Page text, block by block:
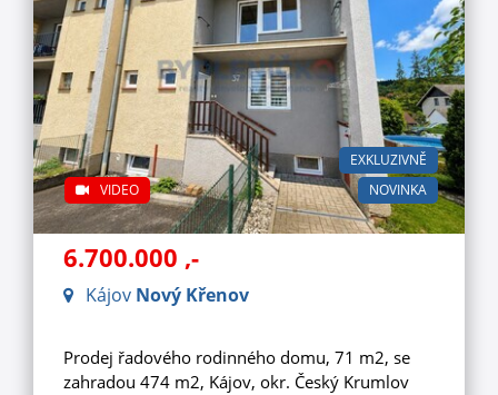
NOVINKA
EXKLUZIVNĚ
VIDEO
6.700.000 ,-
Kájov Nový Křenov
Prodej řadového rodinného domu, 71 m2, se
zahradou 474 m2, Kájov, okr. Český Krumlov